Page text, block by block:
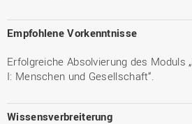
Empfohlene Vorkenntnisse
Erfolgreiche Absolvierung des Moduls
I: Menschen und Gesellschaft“.
Wissensverbreiterung